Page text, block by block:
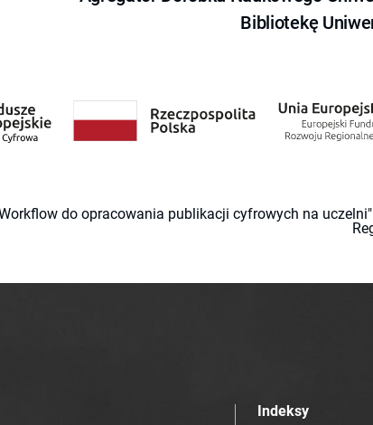
Bibliotekę
do opracowania publikacji cyfrowych na
Indeksy